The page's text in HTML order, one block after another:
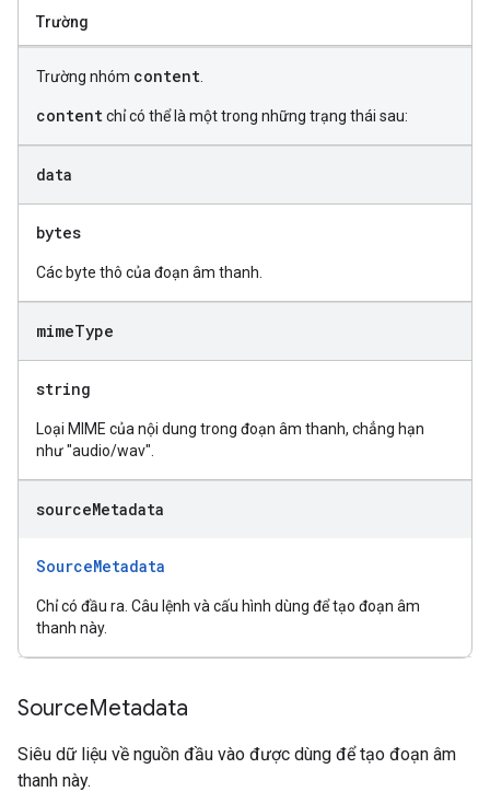
Trường
Trường nhóm content
contentchỉ có thể là một trong những trạng thái sau:
data
bytes
Các byte thô của đoạn âm thanh.
mimeType
string
Loại MIME của nội dung trong đoạn âm thanh, chẳng hạn
như "audio/wav".
sourceMetadata
SourceMetadata
Chỉ có đầu ra. Câu lệnh và cấu hình dùng để tạo đoạn âm
thanh này.
SourceMetadata
Siêu dữ liệu về nguồn đầu vào được dùng để tạo đoạn âm
thanh này.